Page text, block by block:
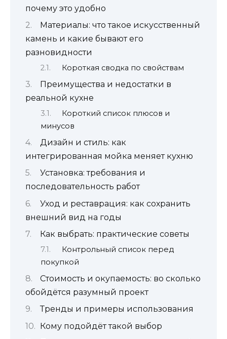
почему это удобно
Материалы: что такое искусственный
камень и какие бывают его
разновидности
Короткая сводка по свойствам
Преимущества и недостатки в
реальной кухне
Короткий список плюсов и
минусов
Дизайн и стиль: как
интегрированная мойка меняет кухню
Установка: требования и
последовательность работ
Уход и реставрация: как сохранить
внешний вид на годы
Как выбрать: практические советы
Контрольный список перед
покупкой
Стоимость и окупаемость: во сколько
обойдётся разумный проект
Тренды и примеры использования
Кому подойдёт такой выбор